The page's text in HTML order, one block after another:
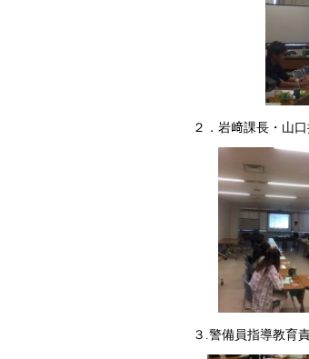
２．岩﨑課長・山
３.警備員指導教育